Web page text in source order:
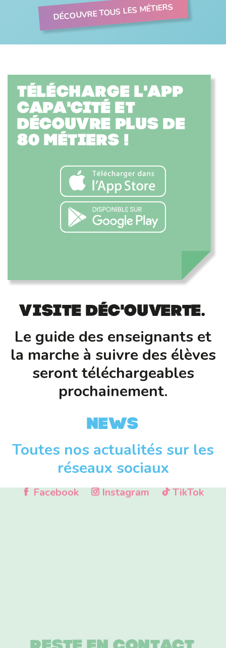
DÉCOUVRE TOUS LES MÉTIERS
Télécharge l'app
Capa'cité et
découvre plus de
80 métiers !
Visite déc'ouverte.
Le guide des enseignants et
la marche à suivre des élèves
seront téléchargeables
prochainement.
News
Toutes nos actualités sur les
réseaux sociaux
Facebook Instagram TikTok